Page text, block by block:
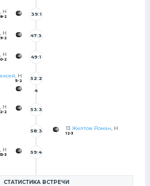
, Н
8-2 39:1
, Н
9-2 47:3
, Н
2 49:1
, Н
11-2 52:2
4
, Н
2 53:3
13 Желтов Роман , Н
12-3
58:3
, Н
13-3 59:4
СТАТИСТИКА ВСТРЕЧИ